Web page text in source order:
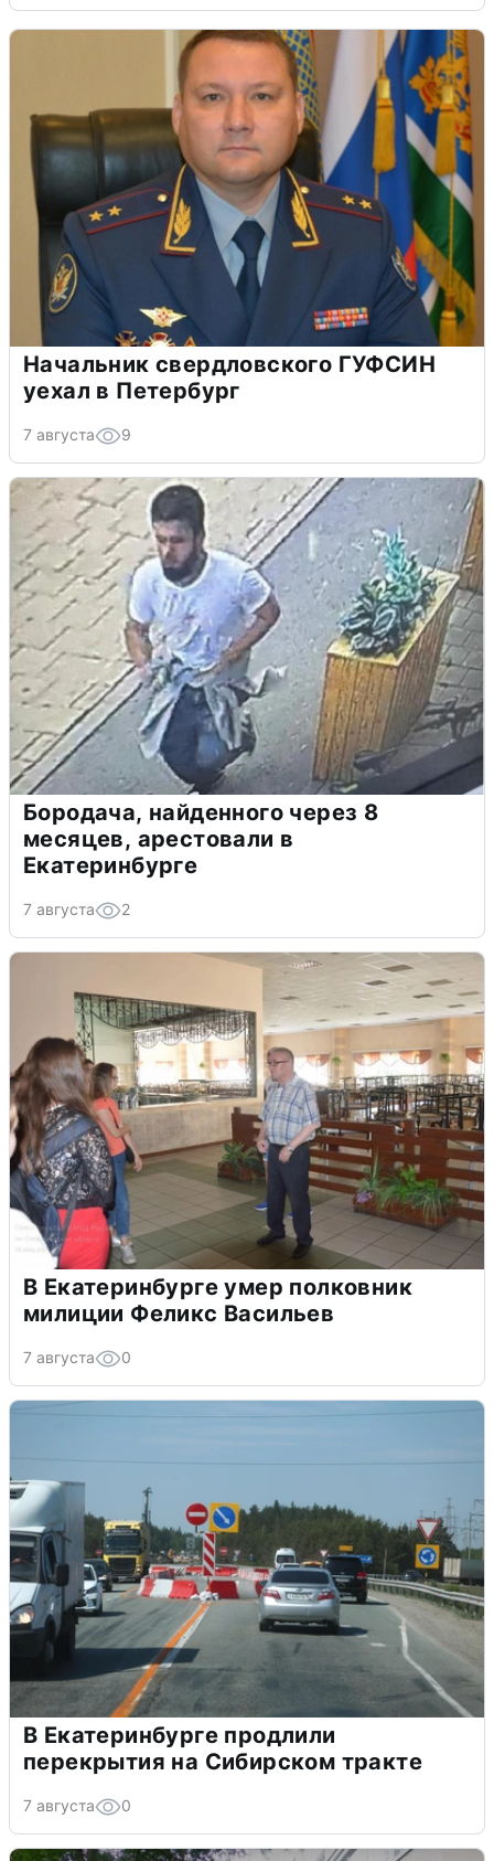
Начальник свердловского ГУФСИН
уехал в Петербург
7 августа 9
Бородача, найденного через 8
месяцев, арестовали в
Екатеринбурге
7 августа 2
В Екатеринбурге умер полковник
милиции Феликс Васильев
7 августа 0
В Екатеринбурге продлили
перекрытия на Сибирском тракте
7 августа 0